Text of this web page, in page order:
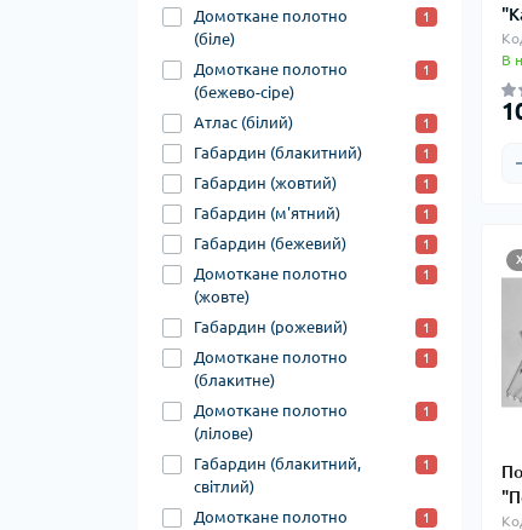
Домоткане полотно
(біле)
1
Домоткане полотно
(бежево-сіре)
1
Атлас (білий) 1
Габардин (блакитний) 1
Габардин (жовтий) 1
Габардин (м'ятний) 1
Габардин (бежевий) 1
Домоткане полотно
(жовте)
1
Габардин (рожевий) 1
Домоткане полотно
(блакитне)
1
Домоткане полотно
(лілове)
1
Габардин (блакитний,
світлий)
1
Домоткане полотно
1
В